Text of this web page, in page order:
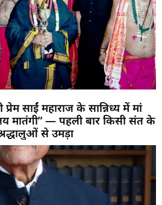
प्रेम साईं महाराज के सान्निध्य में मां
मातंगी” — पहली बार किसी संत के
से उमड़ा